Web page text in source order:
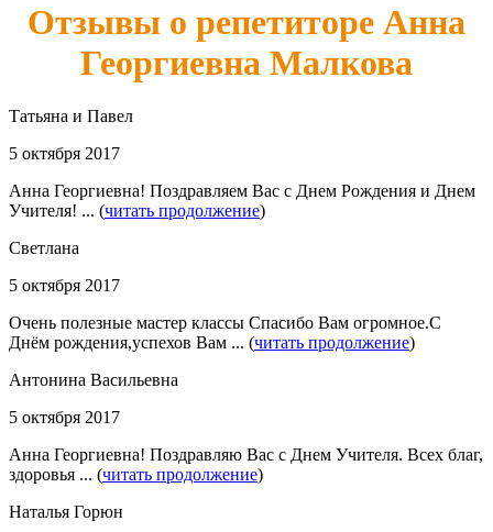
Отзывы о репетиторе Анна
Георгиевна Малкова
Татьяна и Павел
5 октября 2017
Анна Георгиевна! Поздравляем Вас с Днем Рождения и Днем
Учителя! ... (читать продолжение)
Светлана
5 октября 2017
Очень полезные мастер классы Спасибо Вам огромное.С
Днём рождения,успехов Вам ... (читать продолжение)
Антонина Васильевна
5 октября 2017
Анна Георгиевна! Поздравляю Вас с Днем Учителя. Всех благ,
здоровья ... (читать продолжение)
Наталья Горюн